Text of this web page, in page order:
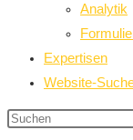
Analytik
Expertisen
Website-